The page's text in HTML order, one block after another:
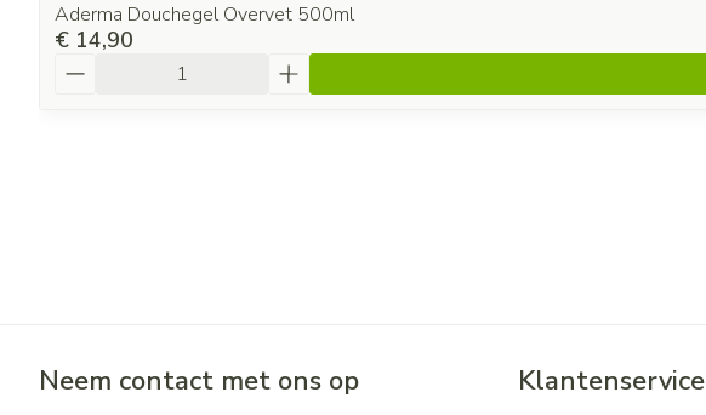
Aderma Douchegel Overvet 500ml
€ 14,90
Neem contact met ons op Klantenservice